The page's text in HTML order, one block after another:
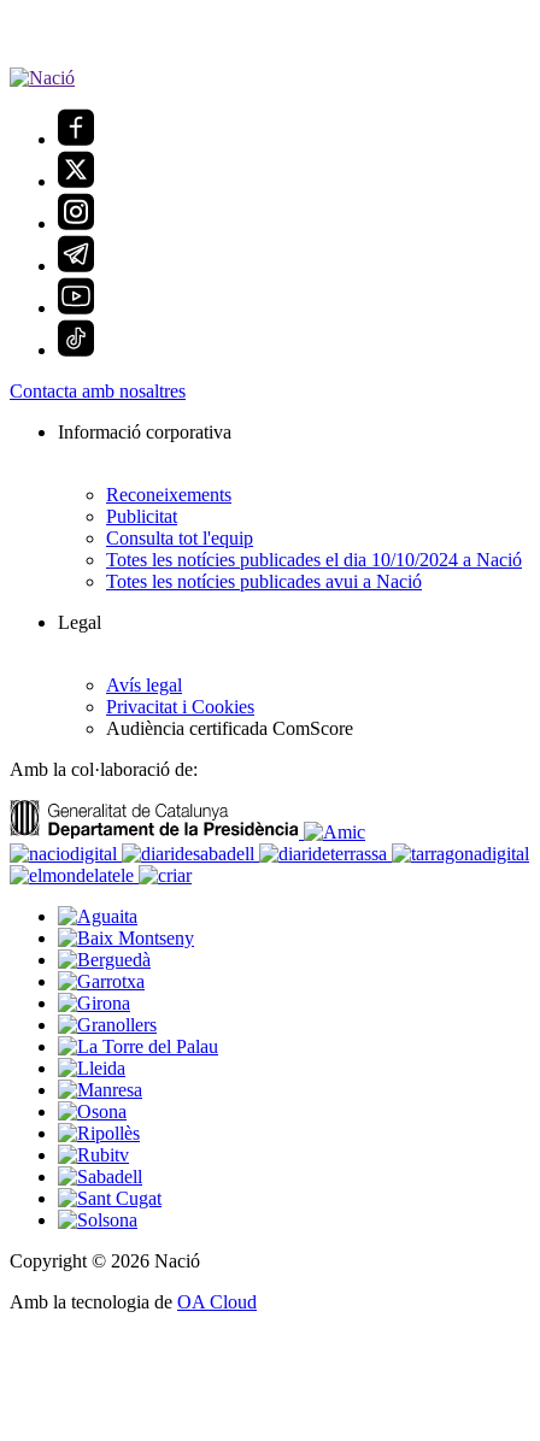
Contacta amb nosaltres
Informació corporativa
Reconeixements
Publicitat
Consulta tot l'equip
Totes les notícies publicades el dia 10/10/2024 a Nació
Totes les notícies publicades avui a Nació
Legal
Avís legal
Privacitat i Cookies
Audiència certificada ComScore
Amb la col·laboració de:
Copyright © 2026 Nació
Amb la tecnologia de OA Cloud